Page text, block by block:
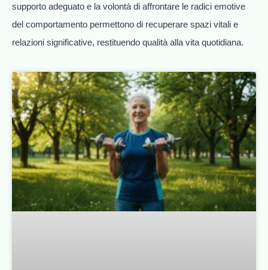
supporto adeguato e la volontà di affrontare le radici emotive
del comportamento permettono di recuperare spazi vitali e
relazioni significative, restituendo qualità alla vita quotidiana.